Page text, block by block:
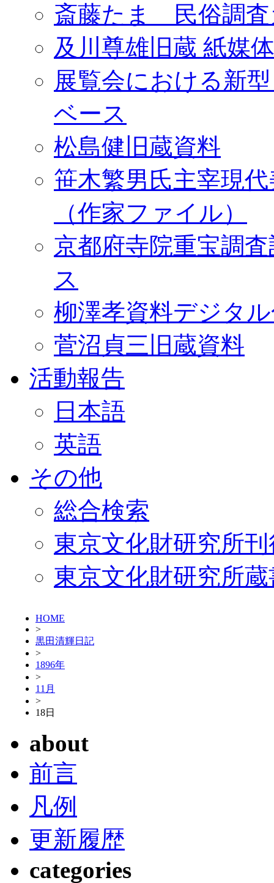
斎藤たま 民俗調査
及川尊雄旧蔵 紙媒
展覧会における新
ベース
松島健旧蔵資料
笹木繁男氏主宰現
（作家ファイル）
京都府寺院重宝調
ス
柳澤孝資料デジタ
菅沼貞三旧蔵資料
活動報告
日本語
英語
その他
総合検索
東京文化財研究所
東京文化財研究所
HOME
>
黒田清輝日記
>
1896年
>
11月
>
18日
about
前言
凡例
更新履歴
categories